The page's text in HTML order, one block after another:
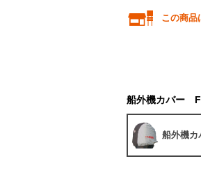
この商品
船外機カバー
船外機